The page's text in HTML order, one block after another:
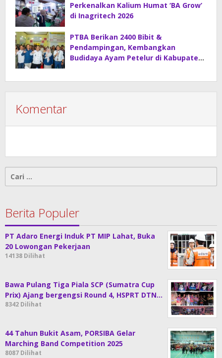
Perkenalkan Kalium Humat ‘BA Grow’
di Inagritech 2026
PTBA Berikan 2400 Bibit &
Pendampingan, Kembangkan
Budidaya Ayam Petelur di Kabupaten
Komentar
Cari
untuk:
Berita Populer
PT Adaro Energi Induk PT MIP Lahat, Buka
20 Lowongan Pekerjaan
14138 Dilihat
Bawa Pulang Tiga Piala SCP (Sumatra Cup
Prix) Ajang bergengsi Round 4, HSPRT DTN…
8342 Dilihat
44 Tahun Bukit Asam, PORSIBA Gelar
Marching Band Competition 2025
8087 Dilihat